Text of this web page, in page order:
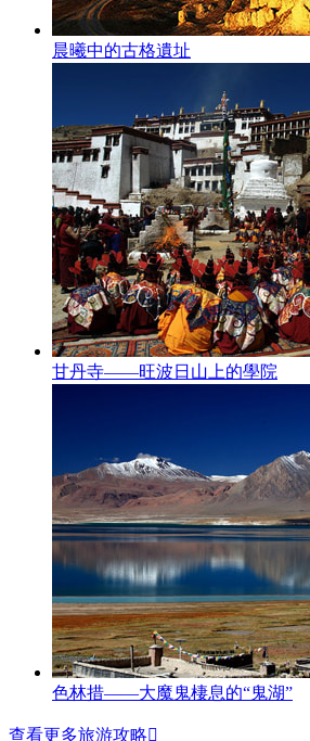
晨曦中的古格遺址
甘丹寺——旺波日山上的學院
色林措——大魔鬼棲息的“鬼湖”
查看更多旅游攻略